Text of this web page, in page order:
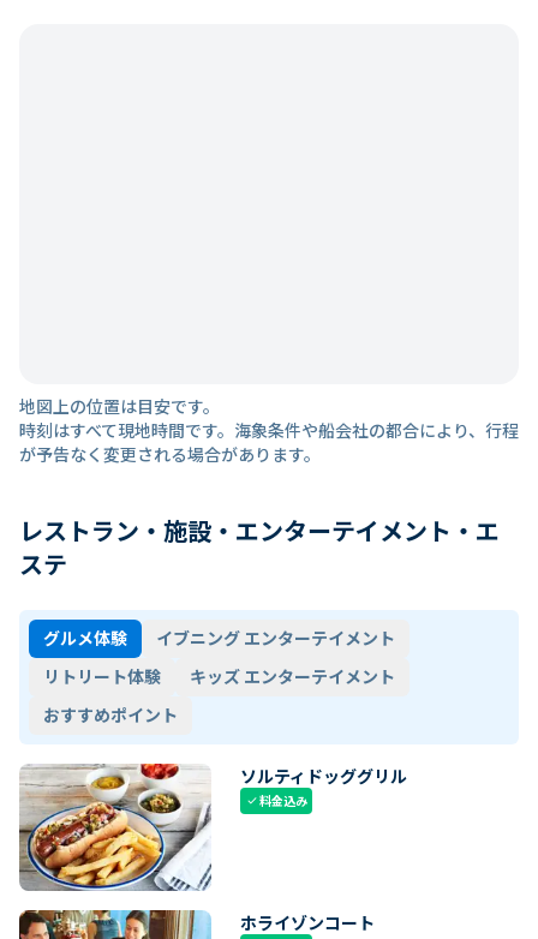
地図上の位置は目安です。
時刻はすべて現地時間です。海象条件や船会社の都合により、行程
が予告なく変更される場合があります。
レストラン・施設・エンターテイメント・エ
ステ
グルメ体験
イブニング エンターテイメント
リトリート体験
キッズ エンターテイメント
おすすめポイント
ソルティドッググリル
check料金込み
ホライゾンコート